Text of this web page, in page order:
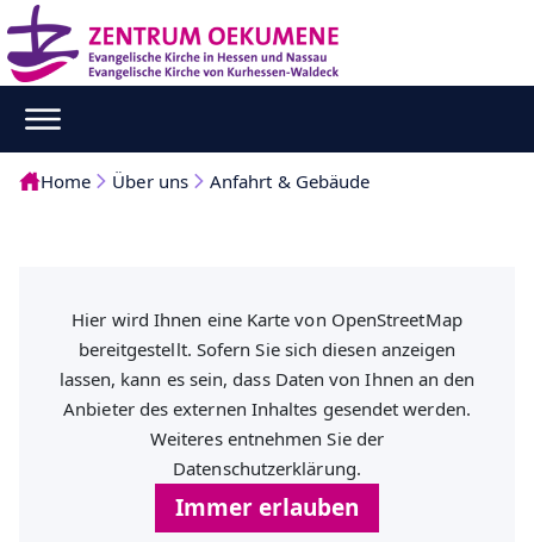
Home Über uns Anfahrt & Gebäude
Hier wird Ihnen eine Karte von OpenStreetMap
bereitgestellt. Sofern Sie sich diesen anzeigen
lassen, kann es sein, dass Daten von Ihnen an den
Anbieter des externen Inhaltes gesendet werden.
Weiteres entnehmen Sie der
Datenschutzerklärung.
Immer erlauben